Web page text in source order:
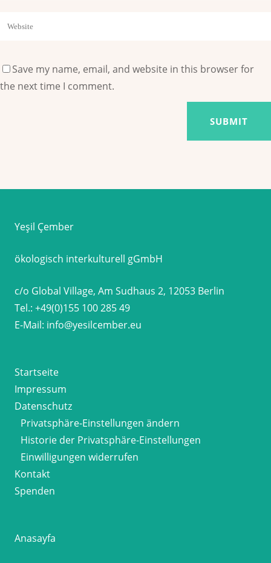
Save my name, email, and website in this browser for
the next time I comment.
Yeşil Çember
ökologisch interkulturell gGmbH
c/o Global Village, Am Sudhaus 2, 12053 Berlin
Tel.: +49(0)155 100 285 49
E-Mail: info@yesilcember.eu
Startseite
Impressum
Datenschutz
Privatsphäre-Einstellungen ändern
Historie der Privatsphäre-Einstellungen
Einwilligungen widerrufen
Kontakt
Spenden
Anasayfa